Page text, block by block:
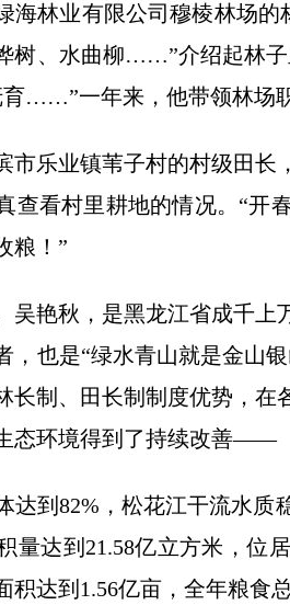
海林业有限公司穆棱林场
树、水曲柳……”介绍起林
……”一年来，他带领林场
市乐业镇苇子村的村级田
查看村里耕地的情况。“开
粮！”
吴艳秋，是黑龙江省成千
，也是“绿水青山就是金山
长制、田长制制度优势，
态环境得到了持续改善——
达到82%，松花江干流水
量达到21.58亿立方米，位
达到1.56亿亩，全年粮食